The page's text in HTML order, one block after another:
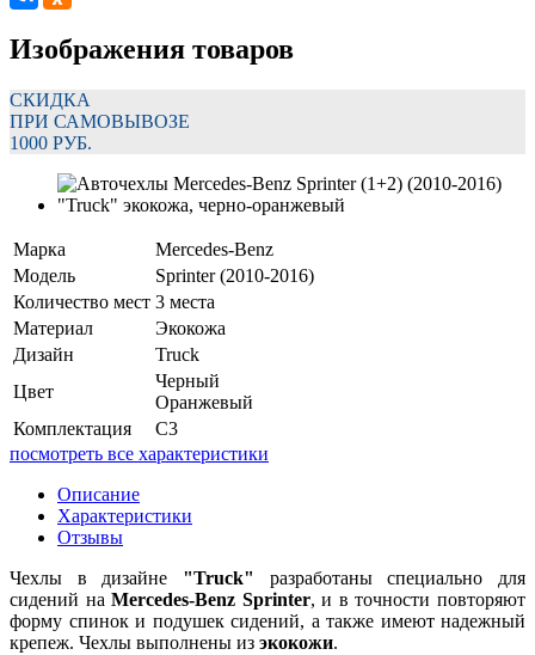
Изображения товаров
СКИДКА
ПРИ САМОВЫВОЗЕ
1000 РУБ.
Марка
Mercedes-Benz
Модель
Sprinter (2010-2016)
Количество мест 3 места
Материал
Экокожа
Дизайн
Truck
Цвет
Черный
Оранжевый
Комплектация
C3
посмотреть все характеристики
Описание
Характеристики
Отзывы
Чехлы в дизайне "Truck"
разработаны специально для
сидений наMercedes-Benz Sprinter, и в точности повторяют
форму спинок и подушек сидений, а также имеют надежный
крепеж. Чехлы выполнены из экокожи.